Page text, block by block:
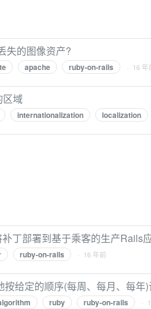
失的图像资产?
apache ruby-on-rails · 16 年
区域
internationalization localization
丁部署到基于乘客的生产Rails
ruby-on-rails · 16 年前
按给定的顺序(每周、每月、每年
ruby ruby-on-rails ·